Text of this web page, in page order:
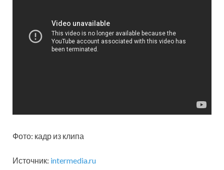
Фото: кадр из клипа
Источник: intermedia.ru